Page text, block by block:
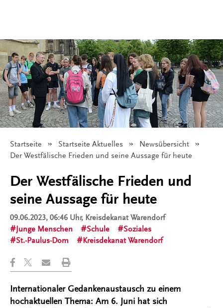
Startseite Startseite Aktuelles
Newsübersicht
Angezeigt:
Der Westfälische Frieden und seine Aussage für heute
Der Westfälische Frieden und
seine Aussage für heute
09.06.2023, 06:46 Uhr, Kreisdekanat Warendorf
Junge Menschen
Schule
Soziales
St.-Paulus-Dom
Kreisdekanat Warendorf
Internationaler Gedankenaustausch zu einem
hochaktuellen Thema: Am 6. Juni hat sich